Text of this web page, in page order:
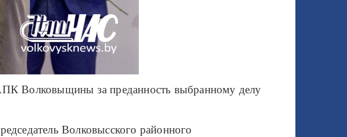
Волковыщины за преданность выбранному делу
Волковысского районного